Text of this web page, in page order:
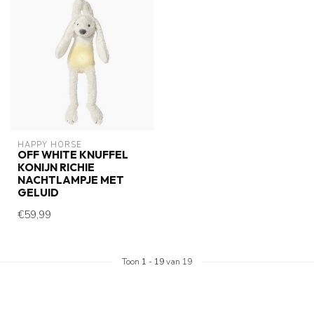
HAPPY HORSE
OFF WHITE KNUFFEL
KONIJN RICHIE
NACHTLAMPJE MET
GELUID
€59,99
Toon 1 - 19van 19